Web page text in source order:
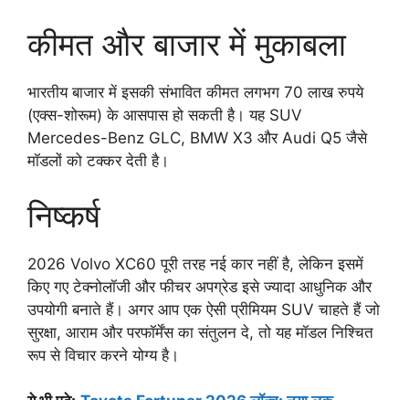
कीमत और बाजार में मुकाबला
भारतीय बाजार में इसकी संभावित कीमत लगभग 70 लाख रुपये
(एक्स-शोरूम) के आसपास हो सकती है। यह SUV
Mercedes-Benz GLC, BMW X3 और Audi Q5 जैसे
मॉडलों को टक्कर देती है।
निष्कर्ष
2026 Volvo XC60 पूरी तरह नई कार नहीं है, लेकिन इसमें
किए गए टेक्नोलॉजी और फीचर अपग्रेड इसे ज्यादा आधुनिक और
उपयोगी बनाते हैं। अगर आप एक ऐसी प्रीमियम SUV चाहते हैं जो
सुरक्षा, आराम और परफॉर्मेंस का संतुलन दे, तो यह मॉडल निश्चित
रूप से विचार करने योग्य है।